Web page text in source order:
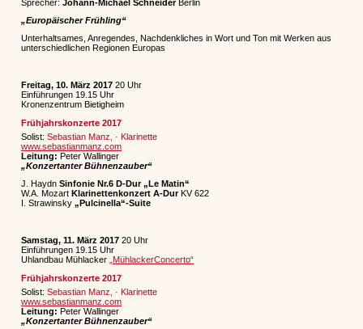
Sprecher:Johann-Michael SchneiderBerlin
„Europäischer Frühling“
Unterhaltsames, Anregendes, Nachdenkliches in Wort und Ton mit Werken aus
unterschiedlichen Regionen Europas
Freitag, 10. März 2017 20 Uhr
Einführungen 19.15 Uhr
Kronenzentrum Bietigheim
Frühjahrskonzerte 2017
Solist:Sebastian Manz, · Klarinette
www.sebastianmanz.com
Leitung: Peter Wallinger
„Konzertanter Bühnenzauber“
J. Haydn Sinfonie Nr.6 D-Dur „Le Matin“
W.A. Mozart Klarinettenkonzert A-DurKV 622
I. Strawinsky„Pulcinella“-Suite
Samstag, 11. März 2017 20 Uhr
Einführungen 19.15 Uhr
Uhlandbau Mühlacker „MühlackerConcerto“
Frühjahrskonzerte 2017
Solist:Sebastian Manz, · Klarinette
www.sebastianmanz.com
Leitung: Peter Wallinger
„Konzertanter Bühnenzauber“